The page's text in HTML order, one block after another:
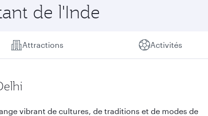
de l'Inde
Attractions Activités
vibrant de cultures, de traditions et de modes de